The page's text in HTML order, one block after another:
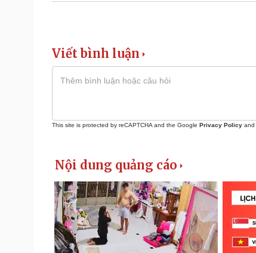
Viết bình luận
This site is protected by reCAPTCHA and the Google Privacy Policy and